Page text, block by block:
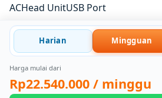
ACHead UnitUSB Port
Harian Mingguan
Harga mulai dari
Rp22.540.000 / minggu